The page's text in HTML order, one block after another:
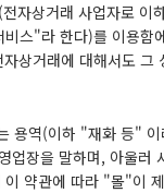
(전자상거래 사업자로 이
스"라 한다)를 이용함
상거래에 대해서도 그
역(이하 "재화 등" 이
업장을 말하며, 아울러
약관에 따라 "몰"이